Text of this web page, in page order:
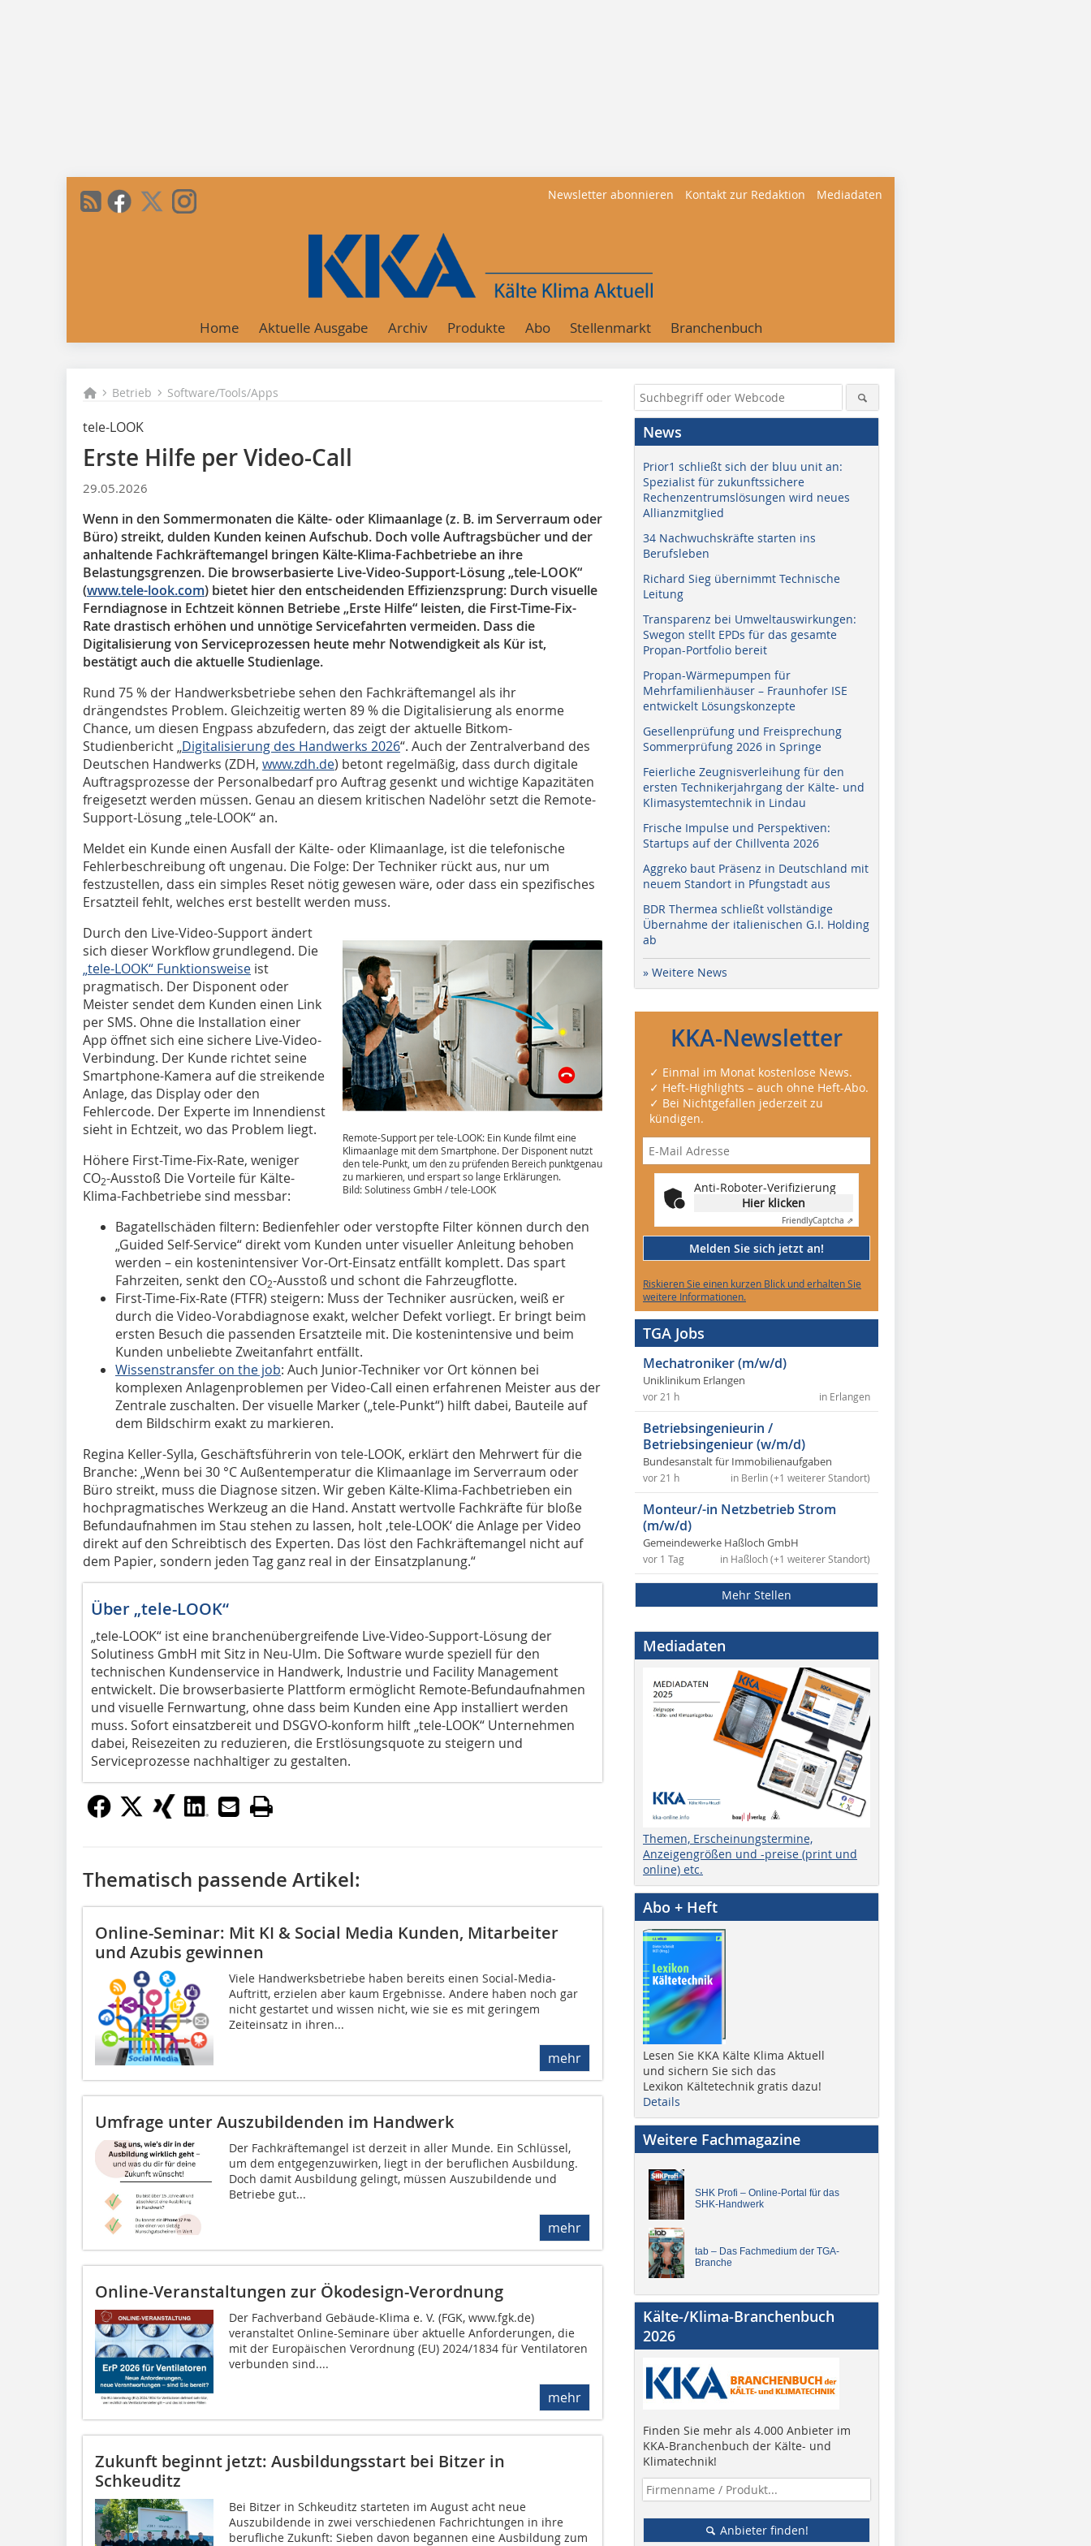
Newsletter abonnieren Kontakt zur Redaktion Mediadaten
Home Aktuelle Ausgabe Archiv Produkte Abo Stellenmarkt Branchenbuch
Betrieb Software/Tools/Apps
tele-LOOK
Erste Hilfe per Video-Call
29.05.2026
Wenn in den Sommermonaten die Kälte- oder Klimaanlage (z. B. im Serverraum oder
Büro) streikt, dulden Kunden keinen Aufschub. Doch volle Auftragsbücher und der
anhaltende Fachkräftemangel bringen Kälte-Klima-Fachbetriebe an ihre
Belastungsgrenzen. Die browserbasierte Live-Video-Support-Lösung „tele-LOOK“
(www.tele-look.com) bietet hier den entscheidenden Effizienzsprung: Durch visuelle
Ferndiagnose in Echtzeit können Betriebe „Erste Hilfe“ leisten, die First-Time-Fix-
Rate drastisch erhöhen und unnötige Servicefahrten vermeiden. Dass die
Digitalisierung von Serviceprozessen heute mehr Notwendigkeit als Kür ist,
bestätigt auch die aktuelle Studienlage.
Rund 75 % der Handwerksbetriebe sehen den Fachkräftemangel als ihr
drängendstes Problem. Gleichzeitig werten 89 % die Digitalisierung als enorme
Chance, um diesen Engpass abzufedern, das zeigt der aktuelle Bitkom-
Studienbericht „Digitalisierung des Handwerks 2026“. Auch der Zentralverband des
Deutschen Handwerks (ZDH, www.zdh.de) betont regelmäßig, dass durch digitale
Auftragsprozesse der Personalbedarf pro Auftrag gesenkt und wichtige Kapazitäten
freigesetzt werden müssen. Genau an diesem kritischen Nadelöhr setzt die Remote-
Support-Lösung „tele-LOOK“ an.
Meldet ein Kunde einen Ausfall der Kälte- oder Klimaanlage, ist die telefonische
Fehlerbeschreibung oft ungenau. Die Folge: Der Techniker rückt aus, nur um
festzustellen, dass ein simples Reset nötig gewesen wäre, oder dass ein spezifisches
Ersatzteil fehlt, welches erst bestellt werden muss.
Remote-Support per tele-LOOK: Ein Kunde filmt eine
Klimaanlage mit dem Smartphone. Der Disponent nutzt
den tele-Punkt, um den zu prüfenden Bereich punktgenau
zu markieren, und erspart so lange Erklärungen.
Bild: Solutiness GmbH / tele-LOOK
Durch den Live-Video-Support ändert
sich dieser Workflow grundlegend. Die
„tele-LOOK“ Funktionsweise ist
pragmatisch. Der Disponent oder
Meister sendet dem Kunden einen Link
per SMS. Ohne die Installation einer
App öffnet sich eine sichere Live-Video-
Verbindung. Der Kunde richtet seine
Smartphone-Kamera auf die streikende
Anlage, das Display oder den
Fehlercode. Der Experte im Innendienst
sieht in Echtzeit, wo das Problem liegt.
Höhere First-Time-Fix-Rate, weniger
CO2-Ausstoß Die Vorteile für Kälte-
Klima-Fachbetriebe sind messbar:
Bagatellschäden filtern: Bedienfehler oder verstopfte Filter können durch den
„Guided Self-Service“ direkt vom Kunden unter visueller Anleitung behoben
werden – ein kostenintensiver Vor-Ort-Einsatz entfällt komplett. Das spart
Fahrzeiten, senkt den CO2-Ausstoß und schont die Fahrzeugflotte.
First-Time-Fix-Rate (FTFR) steigern: Muss der Techniker ausrücken, weiß er
durch die Video-Vorabdiagnose exakt, welcher Defekt vorliegt. Er bringt beim
ersten Besuch die passenden Ersatzteile mit. Die kostenintensive und beim
Kunden unbeliebte Zweitanfahrt entfällt.
Wissenstransfer on the job: Auch Junior-Techniker vor Ort können bei
komplexen Anlagenproblemen per Video-Call einen erfahrenen Meister aus der
Zentrale zuschalten. Der visuelle Marker („tele-Punkt“) hilft dabei, Bauteile auf
dem Bildschirm exakt zu markieren.
Regina Keller-Sylla, Geschäftsführerin von tele-LOOK, erklärt den Mehrwert für die
Branche: „Wenn bei 30 °C Außentemperatur die Klimaanlage im Serverraum oder
Büro streikt, muss die Diagnose sitzen. Wir geben Kälte-Klima-Fachbetrieben ein
hochpragmatisches Werkzeug an die Hand. Anstatt wertvolle Fachkräfte für bloße
Befundaufnahmen im Stau stehen zu lassen, holt ‚tele-LOOK‘ die Anlage per Video
direkt auf den Schreibtisch des Experten. Das löst den Fachkräftemangel nicht auf
dem Papier, sondern jeden Tag ganz real in der Einsatzplanung.“
Über „tele-LOOK“
„tele-LOOK“ ist eine branchenübergreifende Live-Video-Support-Lösung der
Solutiness GmbH mit Sitz in Neu-Ulm. Die Software wurde speziell für den
technischen Kundenservice in Handwerk, Industrie und Facility Management
entwickelt. Die browserbasierte Plattform ermöglicht Remote-Befundaufnahmen
und visuelle Fernwartung, ohne dass beim Kunden eine App installiert werden
muss. Sofort einsatzbereit und DSGVO-konform hilft „tele-LOOK“ Unternehmen
dabei, Reisezeiten zu reduzieren, die Erstlösungsquote zu steigern und
Serviceprozesse nachhaltiger zu gestalten.
Thematisch passende Artikel:
Online-Seminar: Mit KI & Social Media Kunden, Mitarbeiter
und Azubis gewinnen
Viele Handwerksbetriebe haben bereits einen Social-Media-
Auftritt, erzielen aber kaum Ergebnisse. Andere haben noch gar
nicht gestartet und wissen nicht, wie sie es mit geringem
Zeiteinsatz in ihren...
mehr
Umfrage unter Auszubildenden im Handwerk
Der Fachkräftemangel ist derzeit in aller Munde. Ein Schlüssel,
um dem entgegenzuwirken, liegt in der beruflichen Ausbildung.
Doch damit Ausbildung gelingt, müssen Auszubildende und
Betriebe gut...
mehr
Online-Veranstaltungen zur Ökodesign-Verordnung
Der Fachverband Gebäude-Klima e. V. (FGK, www.fgk.de)
veranstaltet Online-Seminare über aktuelle Anforderungen, die
mit der Europäischen Verordnung (EU) 2024/1834 für Ventilatoren
verbunden sind....
mehr
Zukunft beginnt jetzt: Ausbildungsstart bei Bitzer in
Schkeuditz
Bei Bitzer in Schkeuditz starteten im August acht neue
Auszubildende in zwei verschiedenen Fachrichtungen in ihre
berufliche Zukunft: Sieben davon begannen eine Ausbildung zum
News
Prior1 schließt sich der bluu unit an:
Spezialist für zukunftssichere
Rechenzentrumslösungen wird neues
Allianzmitglied
34 Nachwuchskräfte starten ins
Berufsleben
Richard Sieg übernimmt Technische
Leitung
Transparenz bei Umweltauswirkungen:
Swegon stellt EPDs für das gesamte
Propan-Portfolio bereit
Propan-Wärmepumpen für
Mehrfamilienhäuser – Fraunhofer ISE
entwickelt Lösungskonzepte
Gesellenprüfung und Freisprechung
Sommerprüfung 2026 in Springe
Feierliche Zeugnisverleihung für den
ersten Technikerjahrgang der Kälte- und
Klimasystemtechnik in Lindau
Frische Impulse und Perspektiven:
Startups auf der Chillventa 2026
Aggreko baut Präsenz in Deutschland mit
neuem Standort in Pfungstadt aus
BDR Thermea schließt vollständige
Übernahme der italienischen G.I. Holding
ab
» Weitere News
KKA-Newsletter
✓ Einmal im Monat kostenlose News.
✓ Heft-Highlights – auch ohne Heft-Abo.
✓ Bei Nichtgefallen jederzeit zu
kündigen.
Anti-Roboter-Verifizierung
Hier klicken
FriendlyCaptcha ⇗
Melden Sie sich jetzt an!
Riskieren Sie einen kurzen Blick und erhalten Sie
weitere Informationen.
TGA Jobs
Mechatroniker (m/w/d)
Uniklinikum Erlangen
in Erlangen
vor 21 h
Betriebsingenieurin /
Betriebsingenieur (w/m/d)
Bundesanstalt für Immobilienaufgaben
in Berlin (+1 weiterer Standort)
vor 21 h
Monteur/-in Netzbetrieb Strom
(m/w/d)
Gemeindewerke Haßloch GmbH
in Haßloch (+1 weiterer Standort)
vor 1 Tag
Mehr Stellen
Mediadaten
Themen, Erscheinungstermine,
Anzeigengrößen und -preise (print und
online) etc.
Abo + Heft
Lesen Sie KKA Kälte Klima Aktuell
und sichern Sie sich das
Lexikon Kältetechnik gratis dazu!
Details
Weitere Fachmagazine
SHK Profi – Online-Portal für das
SHK-Handwerk
tab – Das Fachmedium der TGA-
Branche
Kälte-/Klima-Branchenbuch
2026
Finden Sie mehr als 4.000 Anbieter im
KKA-Branchenbuch der Kälte- und
Klimatechnik!
Anbieter finden!